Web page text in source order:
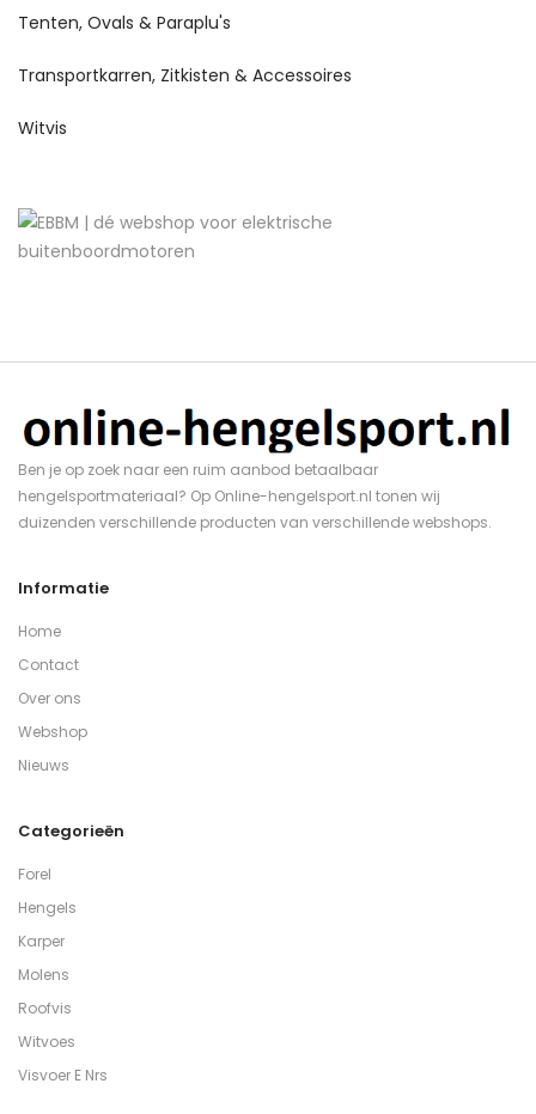
Tenten, Ovals & Paraplu's
Transportkarren, Zitkisten & Accessoires
Witvis
Ben je op zoek naar een ruim aanbod betaalbaar
hengelsportmateriaal? Op Online-hengelsport.nl tonen wij
duizenden verschillende producten van verschillende webshops.
Informatie
Home
Contact
Over ons
Webshop
Nieuws
Categorieën
Forel
Hengels
Karper
Molens
Roofvis
Witvoes
Visvoer E Nrs